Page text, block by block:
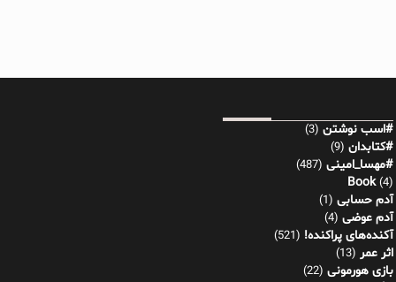
#اسب نوشتن (3)
#کتابدان (9)
#مهسا_امینی (487)
Book(4)
آدم حسابی (1)
آدم عوضی (4)
آکنده‌های پراکنده! (521)
اثر عمر (13)
بازی هورمونی (22)